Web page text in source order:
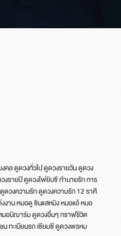
คล ดูดวงทั่วไป ดูดวงรายวัน ดูดวง
งรายปี ดูดวงไพ่ยิบซี ทำนายรัก การ
ดวงความรัก ดูดวงความรัก 12 ราศี
งาน หมอดู ซินแสหมิง หมอแอ้ หมอ
มอนิฌาร์ม ดูดวงอื่นๆ กราฟชีวิต
น ทะเบียนรถ เซียมซี ดูดวงพรหม